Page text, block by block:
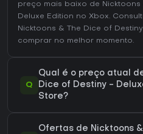
preço mais baixo de Nicktoons
Deluxe Edition no Xbox.
Nicktoons & The Dice of
comprar no melhor momento.
Q
Qual é o preço atual
Dice of Destiny -
Store?
Ofertas de Nicktoons